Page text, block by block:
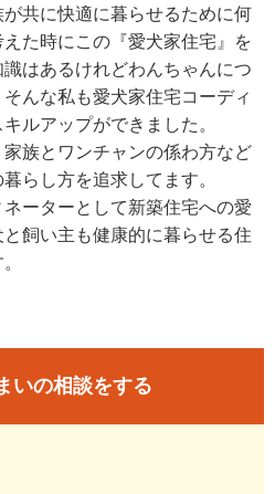
共に快適に暮らせるために何
た時にこの『愛犬家住宅』を
はあるけれどわんちゃんにつ
んな私も愛犬家住宅コーディ
ルアップができました。
族とワンチャンの係わ方など
らし方を追求してます。
ーターとして新築住宅への愛
飼い主も健康的に暮らせる住
いの相談をする